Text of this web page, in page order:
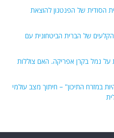
הסודית של הפנטגון להוצאת
של הברית הביטחונית עם
על נמל בקרן אפריקה. האם צוללות
במזרח התיכון" – חיתוך מצב עולמי